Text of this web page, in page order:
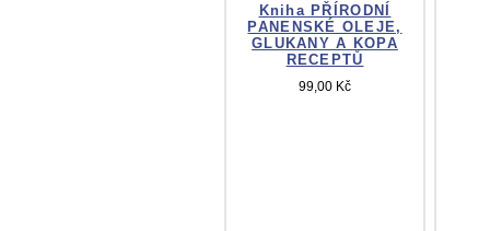
Kniha PŘÍRODNÍ
PANENSKÉ OLEJE,
GLUKANY A KOPA
RECEPTŮ
99,00 Kč